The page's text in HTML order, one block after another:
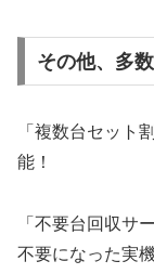
その他、多
「複数台セット
能！
「不要台回収サ
不要になった実